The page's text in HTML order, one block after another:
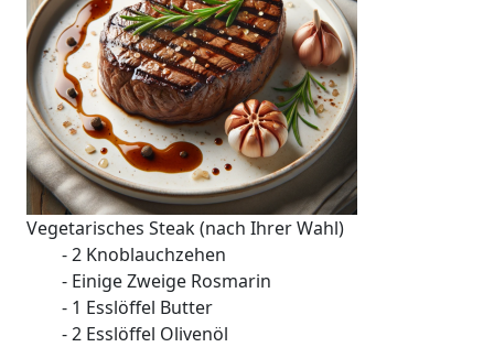
Vegetarisches Steak (nach Ihrer Wahl)
- 2 Knoblauchzehen
- Einige Zweige Rosmarin
- 1 Esslöffel Butter
- 2 Esslöffel Olivenöl